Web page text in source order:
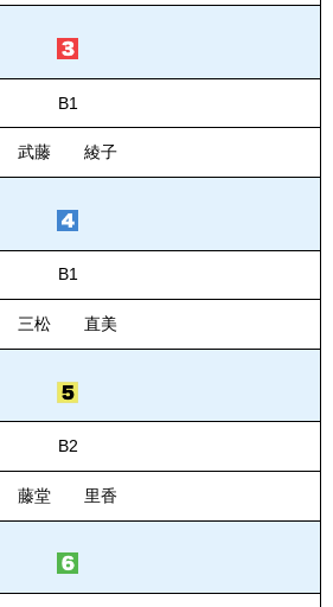
B1
武藤 綾子
B1
三松 直美
B2
藤堂 里香